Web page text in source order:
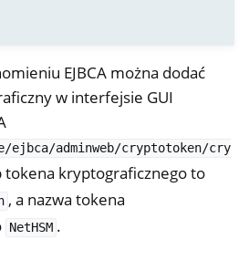
EJBCA można dodać
w interfejsie GUI
ejbca/adminweb/cryptotoken/cry
tokena kryptograficznego to
, a nazwa tokena
NetHSM .